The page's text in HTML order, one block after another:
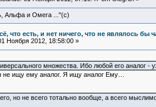
Альфа и Омега ..."(с)
что есть, и нет ничего, что не являлось бы
Ноября 2012, 18:58:00 »
множества. Ибо любой его аналог -
ищу ему аналог. Я ищу аналог Ему…
но не всего тотально вообще, а всего